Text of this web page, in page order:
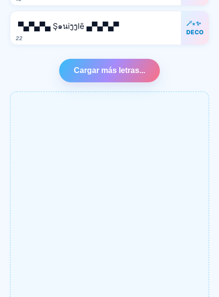
22
▀▄▀▄▀▄ Ş๑นiງງlē ▄▀▄▀▄▀
🪄⋆✨
DECO
Cargar más letras...